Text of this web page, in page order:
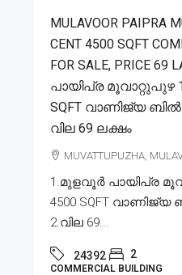
MULAVOOR PAIPRA
CENT 4500 SQFT
FOR SALE, PRICE
പായിപ്ര മൂവാറ്റുപുഴ
SQFT വാണിജ്യ
വില 69 ലക്ഷം
MUVATTUPUZHA,
1.മുളവൂർ പായിപ്ര
4500 SQFT
2.വില 69...
24392 2
COMMERCIAL BUILDING